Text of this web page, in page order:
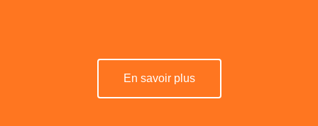
En savoir plus